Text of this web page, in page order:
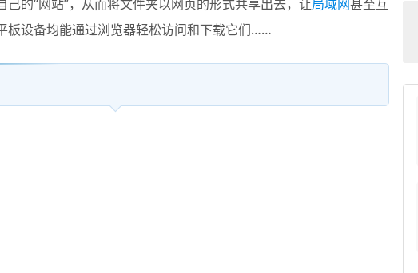
己的“网站”，从而将文件夹以网页的形式共享出去，让局域网甚至互
板设备均能通过浏览器轻松访问和下载它们……